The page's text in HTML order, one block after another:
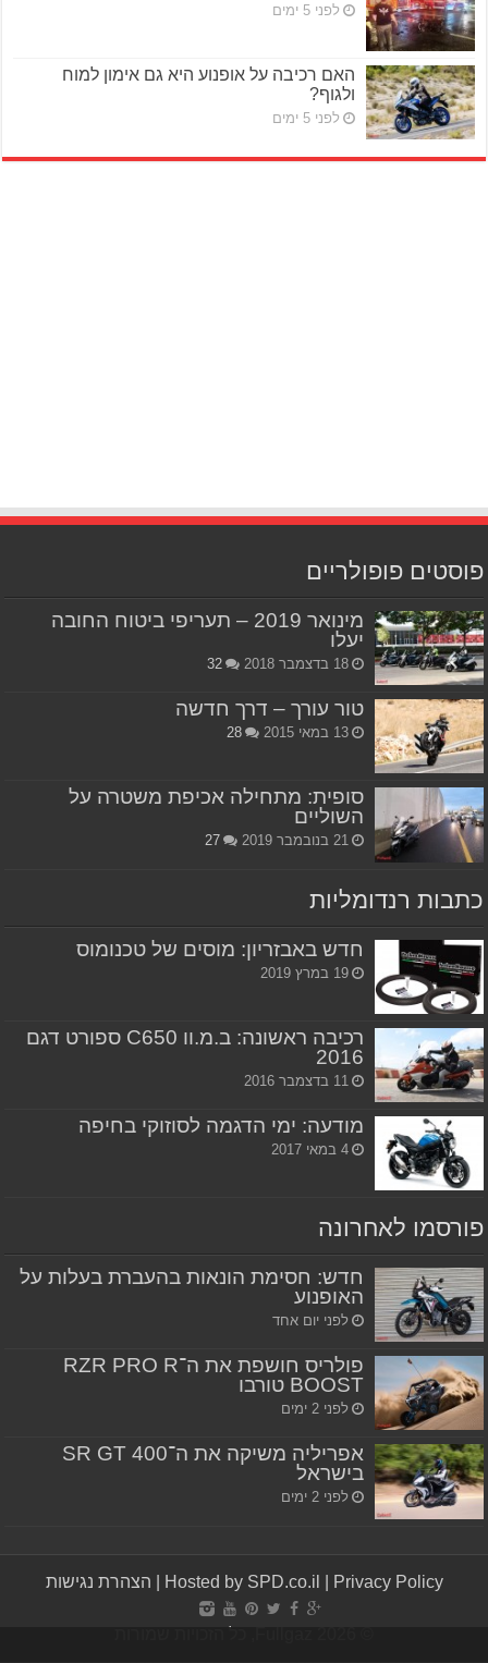
לפני 5 ימים
האם רכיבה על אופנוע היא גם אימון למוח
ולגוף?
לפני 5 ימים
פוסטים פופולריים
מינואר 2019 – תעריפי ביטוח החובה
יעלו
18 בדצמבר 2018 32
טור עורך – דרך חדשה
13 במאי 2015 28
סופית: מתחילה אכיפת משטרה על
השוליים
21 בנובמבר 2019 27
כתבות רנדומליות
חדש באבזריון: מוסים של טכנומוס
19 במרץ 2019
רכיבה ראשונה: ב.מ.וו C650 ספורט דגם
2016
11 בדצמבר 2016
מודעה: ימי הדגמה לסוזוקי בחיפה
4 במאי 2017
פורסמו לאחרונה
חדש: חסימת הונאות בהעברת בעלות על
האופנוע
לפני יום אחד
פולריס חושפת את ה־RZR PRO R
BOOST טורבו
לפני 2 ימים
אפריליה משיקה את ה־SR GT 400
בישראל
לפני 2 ימים
Hosted by SPD.co.il Privacy Policy הצהרת נגישות